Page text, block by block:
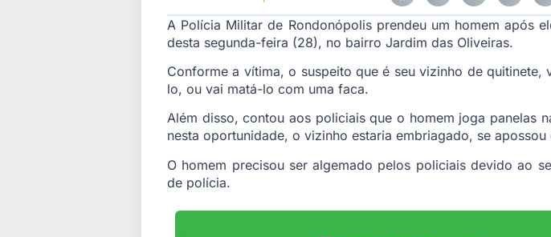
A Polícia Militar de Rondonópolis prendeu um homem após
desta segunda-feira (28), no bairro Jardim das Oliveiras.
Conforme a vítima, o suspeito que é seu vizinho de
lo, ou vai matá-lo com uma faca.
Além disso, contou aos policiais que o homem joga panelas
nesta oportunidade, o vizinho estaria embriagado, se
O homem precisou ser algemado pelos policiais devido ao
de polícia.